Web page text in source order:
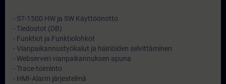
- S7-1500 HW ja SW Käyttöönotto
- Tiedostot (DB)
- Funktiot ja Funktiolohkot
- Vianpaikannustyökalut ja häiriöiden selvittäminen
- Webserveri vianpaikannuksen apuna
- Trace-toiminto
- HMI-Alarm järjestelmä